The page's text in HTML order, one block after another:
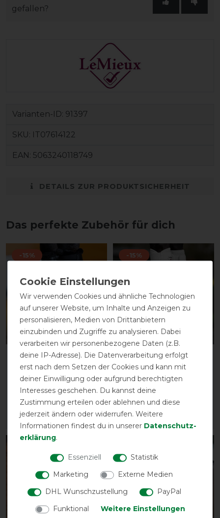
gefallen?
Varianten-ID: 91397
SKU: IT07614122
EAN: 5063240118749
DETAILS ZUR PRODUKTSICHERHEIT
Das perfekte Zubehör für dich
Neu
-15%
LeMieux WrapRound
Leather Over Reach
Boots
vorher 38,45 €
32,65 € *
Neu
-15%
LeMieux WrapRound
Leather Over Reach
Boots
vorher 38,45 €
32,65 € *
Wir verwenden Cookies und ähnliche Technologien
auf unserer Website, um Inhalte und Anzeigen zu
personalisieren, Medien von Drittanbietern
einzubinden und Zugriffe zu analysieren. Dabei
verarbeiten wir personenbezogene Daten (z.B.
deine IP-Adresse). Die Datenverarbeitung erfolgt
erst nach dem Setzen der Cookies und kann mit
deiner Einwilligung oder aufgrund berechtigten
Interesses geschehen. Du kannst deine
Zustimmung erteilen oder ablehnen und diese
jederzeit ändern oder widerrufen. Weitere
Informationen findest du in unserer Daten­schutz­
erklärung.
Essenziell
Statistik
Marketing
Externe Medien
DHL Wunschzustellung
PayPal
Funktional
Weitere Einstellungen